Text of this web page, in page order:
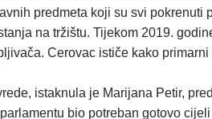
predmeta koji su svi pokrenuti
na tržištu. Tijekom 2019.
Cerovac ističe kako
istaknula je Marijana Petir,
bio potreban gotovo